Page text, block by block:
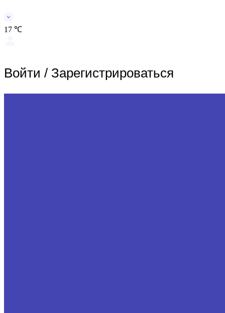
17 ℃
Войти / Зарегистрироваться